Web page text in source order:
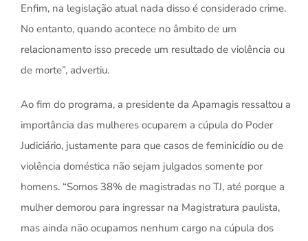
Enfim, na legislação atual nada disso é considerado crime.
No entanto, quando acontece no âmbito de um
relacionamento isso precede um resultado de violência ou
de morte”, advertiu.
Ao fim do programa, a presidente da Apamagis ressaltou a
importância das mulheres ocuparem a cúpula do Poder
Judiciário, justamente para que casos de feminicídio ou de
violência doméstica não sejam julgados somente por
homens. “Somos 38% de magistradas no TJ, até porque a
mulher demorou para ingressar na Magistratura paulista,
mas ainda não ocupamos nenhum cargo na cúpula dos